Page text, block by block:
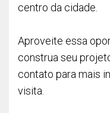
centro da cidade.
Aproveite essa
construa seu
contato para mais
visita.